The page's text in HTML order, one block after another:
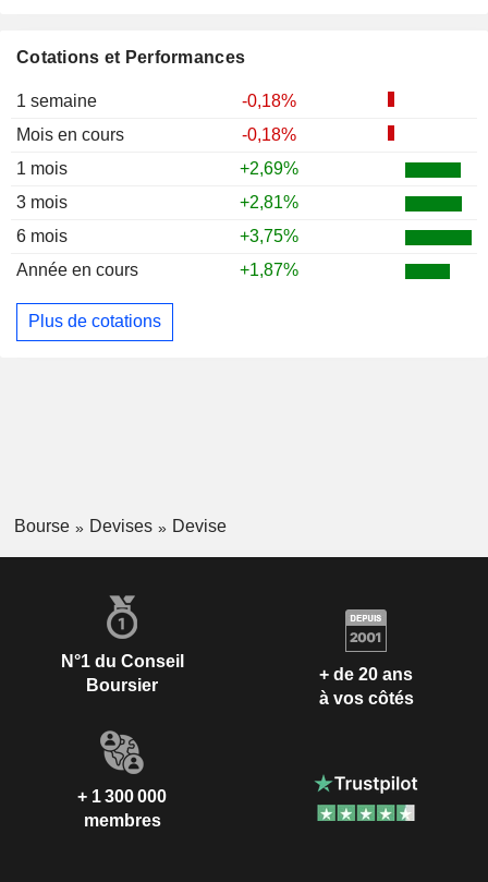
Cotations et Performances
1 semaine
-0,18%
Mois en cours
-0,18%
1 mois
+2,69%
3 mois
+2,81%
6 mois
+3,75%
Année en cours
+1,87%
Plus de cotations
Bourse Devises Devise
N°1 du Conseil
Boursier
+ de 20 ans
à vos côtés
+ 1 300 000
membres